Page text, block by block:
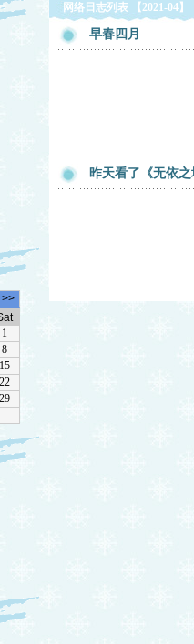
网络日志列表 【2021-04】
早春四月
昨天看了《无依之